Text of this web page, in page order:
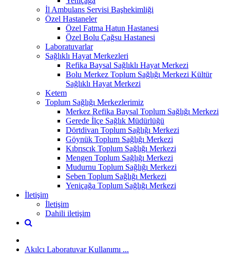
İl Ambulans Servisi Başhekimliği
Özel Hastaneler
Özel Fatma Hatun Hastanesi
Özel Bolu Çağsu Hastanesi
Laboratuvarlar
Sağlıklı Hayat Merkezleri
Refika Baysal Sağlıklı Hayat Merkezi
Bolu Merkez Toplum Sağlığı Merkezi Kültür
Sağlıklı Hayat Merkezi
Ketem
Toplum Sağlığı Merkezlerimiz
Merkez Refika Baysal Toplum Sağlığı Merkezi
Gerede İlçe Sağlık Müdürlüğü
Dörtdivan Toplum Sağlığı Merkezi
Göynük Toplum Sağlığı Merkezi
Kıbrıscık Toplum Sağlığı Merkezi
Mengen Toplum Sağlığı Merkezi
Mudurnu Toplum Sağlığı Merkezi
Seben Toplum Sağlığı Merkezi
Yeniçağa Toplum Sağlığı Merkezi
İletişim
İletişim
Dahili iletişim
Akılcı Laboratuvar Kullanımı ...